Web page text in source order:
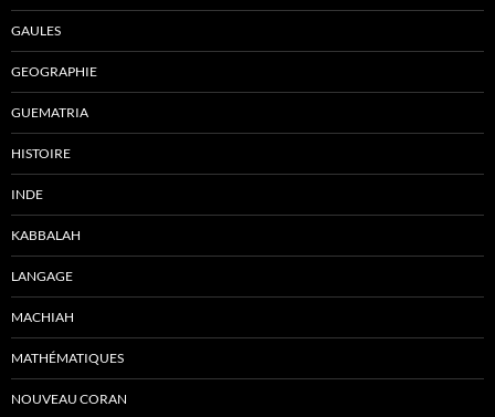
GAULES
GEOGRAPHIE
GUEMATRIA
HISTOIRE
INDE
KABBALAH
LANGAGE
MACHIAH
MATHÉMATIQUES
NOUVEAU CORAN